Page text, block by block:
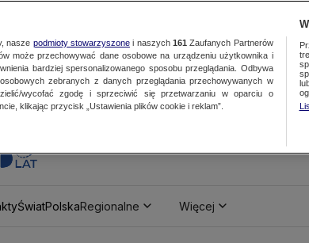
ŚwiatPolskaRegionalne Więcej
nasze podmioty stowarzyszonei naszych 161 Zaufanych Partnerów
może przechowywać dane osobowe na urządzeniu użytkownika i
bardziej spersonalizowanego sposobu przeglądania. Odbywa
zebranych z danych przeglądania przechowywanych w
wycofać zgodę i sprzeciwić się przetwarzaniu w oparciu o
klikając przycisk „Ustawienia plików cookie i reklam”.